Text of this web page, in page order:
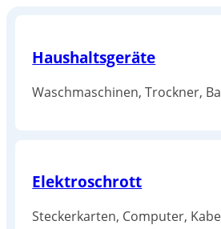
Haushaltsgeräte
Waschmaschinen, Trockner,
Elektroschrott
Steckerkarten, Computer,